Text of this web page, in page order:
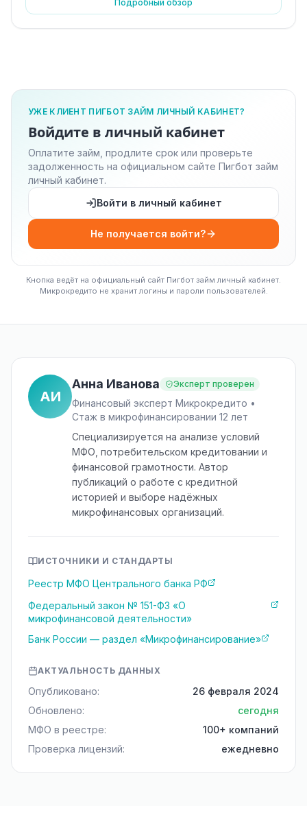
Подробный обзор
УЖЕ КЛИЕНТ ПИГБОТ ЗАЙМ ЛИЧНЫЙ КАБИНЕТ?
Войдите в личный кабинет
Оплатите займ, продлите срок или проверьте
задолженность на официальном сайте Пигбот займ
личный кабинет.
Войти в личный кабинет
Не получается войти?
Кнопка ведёт на официальный сайт Пигбот займ личный кабинет.
Микрокредито не хранит логины и пароли пользователей.
АИ
Анна Иванова Эксперт проверен
Финансовый эксперт Микрокредито •
Стаж в микрофинансировании 12 лет
Специализируется на анализе условий
МФО, потребительском кредитовании и
финансовой грамотности. Автор
публикаций о работе с кредитной
историей и выборе надёжных
микрофинансовых организаций.
ИСТОЧНИКИ И СТАНДАРТЫ
Реестр МФО Центрального банка РФ
Федеральный закон № 151-ФЗ «О
микрофинансовой деятельности»
Банк России — раздел «Микрофинансирование»
АКТУАЛЬНОСТЬ ДАННЫХ
Опубликовано:
26 февраля 2024
Обновлено:
сегодня
МФО в реестре:
100+ компаний
Проверка лицензий:
ежедневно